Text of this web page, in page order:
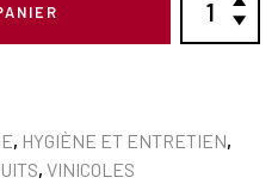
, HYGIÈNE ET ENTRETIEN,
, VINICOLES